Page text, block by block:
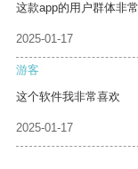
这款app的用户群体非
2025-01-17
游客
这个软件我非常喜欢
2025-01-17